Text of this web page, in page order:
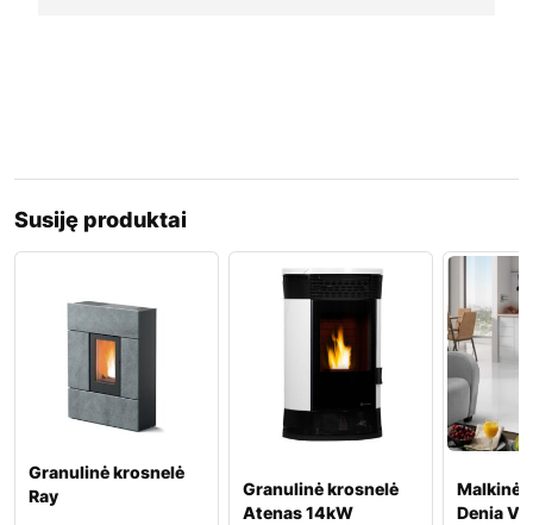
Susiję produktai
Granulinė krosnelė
Ray
Granulinė krosnelė
Atenas 14kW
Malkinė
Denia